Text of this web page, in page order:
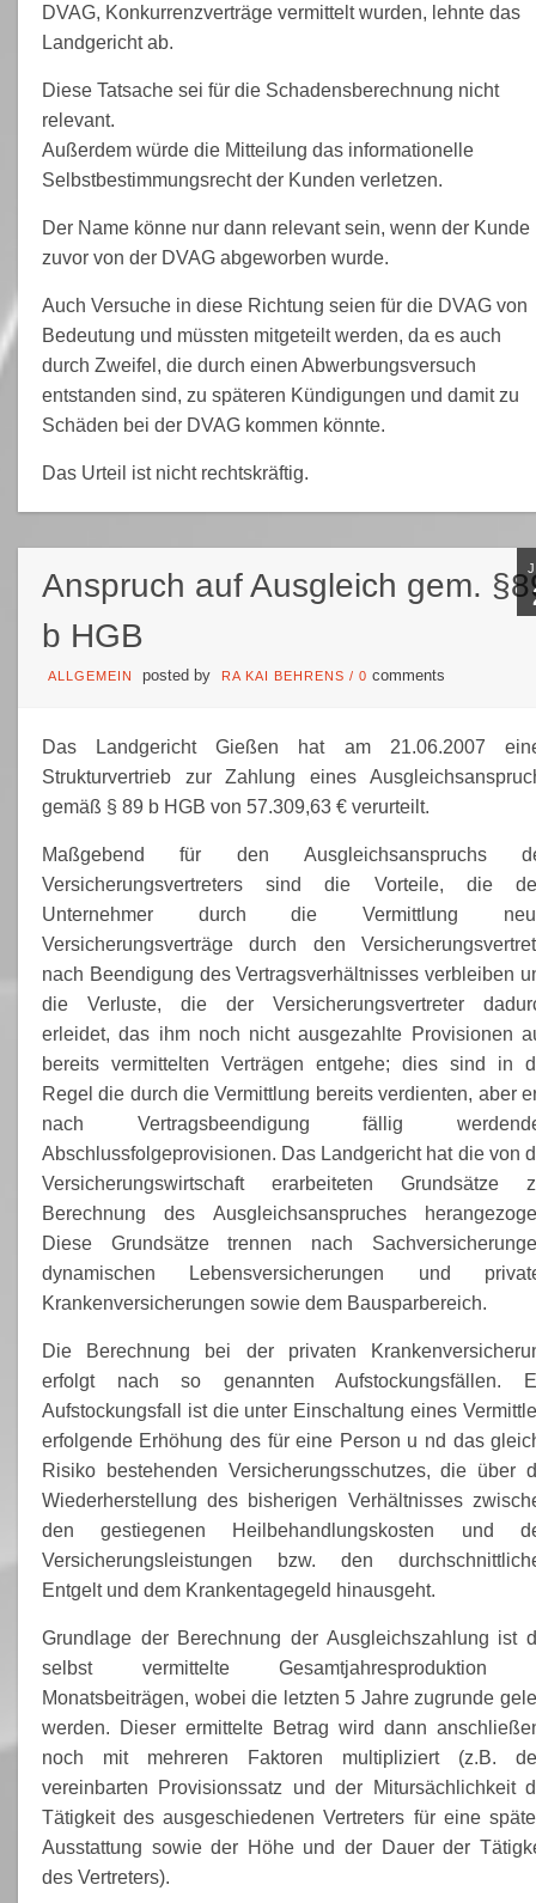
DVAG, Konkurrenzverträge vermittelt wurden, lehnte das
Landgericht ab.
Diese Tatsache sei für die Schadensberechnung nicht
relevant.
Außerdem würde die Mitteilung das informationelle
Selbstbestimmungsrecht der Kunden verletzen.
Der Name könne nur dann relevant sein, wenn der Kunde
zuvor von der DVAG abgeworben wurde.
Auch Versuche in diese Richtung seien für die DVAG von
Bedeutung und müssten mitgeteilt werden, da es auch
durch Zweifel, die durch einen Abwerbungsversuch
entstanden sind, zu späteren Kündigungen und damit zu
Schäden bei der DVAG kommen könnte.
Das Urteil ist nicht rechtskräftig.
Anspruch auf Ausgleich gem.
b HGB
ALLGEMEIN posted by RA KAI BEHRENS / 0 comments
Das Landgericht Gießen hat am 21.06.2007
Strukturvertrieb zur Zahlung eines
gemäß § 89 b HGB von 57.309,63 € verurteilt.
Maßgebend für den Ausgleichsanspruchs
Versicherungsvertreters sind die Vorteile, die
Unternehmer durch die Vermittlung
Versicherungsverträge durch den
nach Beendigung des Vertragsverhältnisses verbleiben
die Verluste, die der Versicherungsvertreter
erleidet, das ihm noch nicht ausgezahlte Provisionen
bereits vermittelten Verträgen entgehe; dies sind in
Regel die durch die Vermittlung bereits verdienten, aber
nach Vertragsbeendigung fällig
Abschlussfolgeprovisionen. Das Landgericht hat die von
Versicherungswirtschaft erarbeiteten Grundsätze
Berechnung des Ausgleichsanspruches
Diese Grundsätze trennen nach
dynamischen Lebensversicherungen und
Krankenversicherungen sowie dem Bausparbereich.
Die Berechnung bei der privaten
erfolgt nach so genannten Aufstockungsfällen.
Aufstockungsfall ist die unter Einschaltung eines
erfolgende Erhöhung des für eine Person u nd das
Risiko bestehenden Versicherungsschutzes, die über
Wiederherstellung des bisherigen Verhältnisses
den gestiegenen Heilbehandlungskosten und
Versicherungsleistungen bzw. den
Entgelt und dem Krankentagegeld hinausgeht.
Grundlage der Berechnung der Ausgleichszahlung ist
selbst vermittelte Gesamtjahresproduktion
Monatsbeiträgen, wobei die letzten 5 Jahre zugrunde
werden. Dieser ermittelte Betrag wird dann
noch mit mehreren Faktoren multipliziert (z.B.
vereinbarten Provisionssatz und der Mitursächlichkeit
Tätigkeit des ausgeschiedenen Vertreters für eine
Ausstattung sowie der Höhe und der Dauer der
des Vertreters).